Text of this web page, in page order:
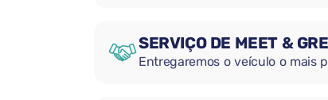
SERVIÇO DE MEET &
Entregaremos o veículo o mais